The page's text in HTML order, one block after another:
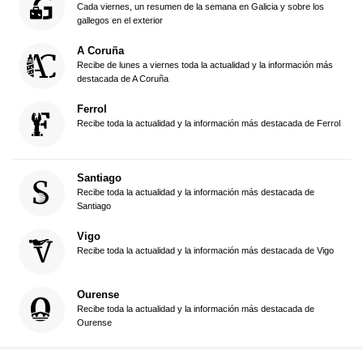
Cada viernes, un resumen de la semana en Galicia y sobre los
gallegos en el exterior
A Coruña
Recibe de lunes a viernes toda la actualidad y la información más
destacada de A Coruña
Ferrol
Recibe toda la actualidad y la información más destacada de Ferrol
Santiago
Recibe toda la actualidad y la información más destacada de
Santiago
Vigo
Recibe toda la actualidad y la información más destacada de Vigo
Ourense
Recibe toda la actualidad y la información más destacada de
Ourense